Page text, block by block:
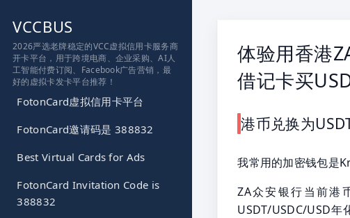
VCCBUS
2026严选老牌稳定的VCC虚拟信用卡服务商
开卡平台，用于跨境电商、企业采购、AI人
工智能付费订阅、Facebook广告营销，最
好的虚拟卡发卡平台推荐！
FotonCard虚拟信用卡平台
FotonCard邀请码是 388832
Best Virtual Cards for Ads
FotonCard Invitation Code is
388832
体验用香港
借记卡买
港币兑换为
我常用的加密钱包是
ZA众安银行当前港
USDT/USDC/USD年